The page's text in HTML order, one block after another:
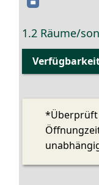
1.2 Räume/
*Überprüft